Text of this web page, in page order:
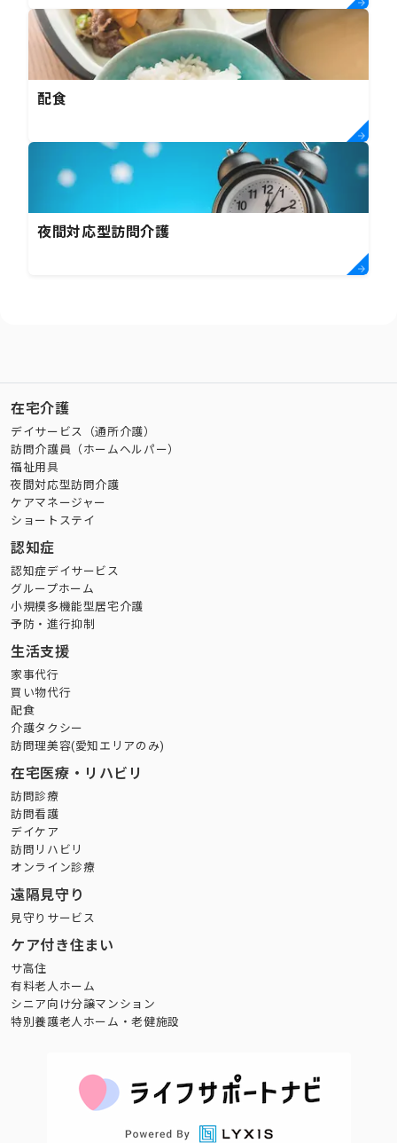
配食
夜間対応型訪問介護
在宅介護
デイサービス（通所介護）
訪問介護員（ホームヘルパー）
福祉用具
夜間対応型訪問介護
ケアマネージャー
ショートステイ
認知症
認知症デイサービス
グループホーム
小規模多機能型居宅介護
予防・進行抑制
生活支援
家事代行
買い物代行
配食
介護タクシー
訪問理美容(愛知エリアのみ)
在宅医療・リハビリ
訪問診療
訪問看護
デイケア
訪問リハビリ
オンライン診療
遠隔見守り
見守りサービス
ケア付き住まい
サ高住
有料老人ホーム
シニア向け分譲マンション
特別養護老人ホーム・老健施設